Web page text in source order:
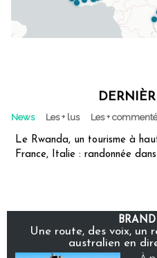
News Les + lus Les +
Le Rwanda, un tourisme à
France, Italie : randonnée
Une route, des voix, un
australien en